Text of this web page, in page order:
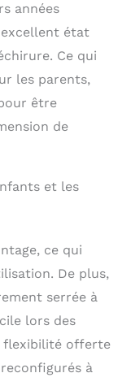
années
état
Ce qui
les parents,
être
de
et les
ce qui
De plus,
serrée à
lors des
flexibilité offerte
à